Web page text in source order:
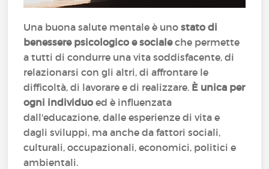
Una buona salute mentale è unostato di
benessere psicologico e socialeche permette
a tutti di condurre una vita soddisfacente, di
relazionarsi con gli altri, di affrontare le
difficoltà, di lavorare e di realizzare. È unica per
ogni individuo ed è influenzata
dall'educazione, dalle esperienze di vita e
dagli sviluppi, ma anche da fattori sociali,
culturali, occupazionali, economici, politici e
ambientali.